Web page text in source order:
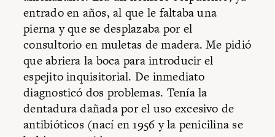
entrado en años, al que le faltaba una
pierna y que se desplazaba por el
consultorio en muletas de madera. Me pidió
que abriera la boca para introducir el
espejito inquisitorial. De inmediato
diagnosticó dos problemas. Tenía la
dentadura dañada por el uso excesivo de
antibióticos (nací en 1956 y la penicilina se